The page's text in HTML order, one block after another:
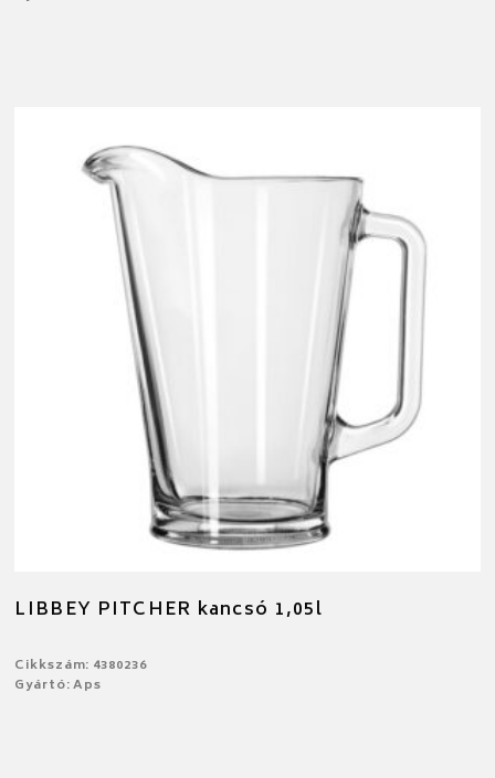
LIBBEY PITCHER kancsó 1,05l
Cikkszám: 4380236
Gyártó: Aps